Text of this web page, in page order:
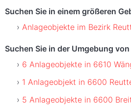
Suchen Sie in einem größeren
Anlageobjekte im Bezirk
Suchen Sie in der Umgebung
6 Anlageobjekte in 6610
1 Anlageobjekt in 6600
5 Anlageobjekte in 6600